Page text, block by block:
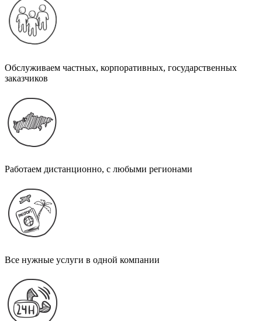
Обслуживаем частных, корпоративных, государственных
заказчиков
Работаем дистанционно, с любыми регионами
Все нужные услуги в одной компании